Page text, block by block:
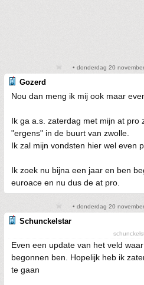
• donderdag 20
Gozerd
Nou dan meng ik mij ook maar
Ik ga a.s. zaterdag met mijn at pro
"ergens" in de buurt van zwolle.
Ik zal mijn vondsten hier wel even
Ik zoek nu bijna een jaar en ben
euroace en nu dus de at pro.
• donderdag 20
Schunckelstar
Even een update van het veld
begonnen ben. Hopelijk heb ik
te gaan